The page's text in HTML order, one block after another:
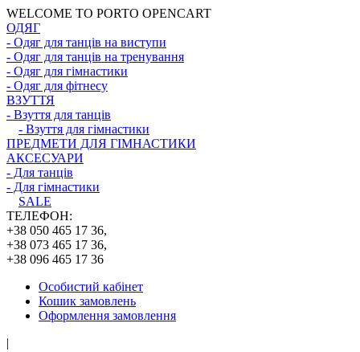
WELCOME TO PORTO OPENCART
ОДЯГ
- Одяг для танців на виступи
- Одяг для танців на тренування
- Одяг для гімнастики
- Одяг для фітнесу
ВЗУТТЯ
- Взуття для танців
- Взуття для гімнастики
ПРЕДМЕТИ ДЛЯ ГІМНАСТИКИ
АКСЕСУАРИ
- Для танців
- Для гімнастики
SALE
ТЕЛЕФОН:
+38 050 465 17 36,
+38 073 465 17 36,
+38 096 465 17 36
Особистий кабінет
Кошик замовлень
Оформлення замовлення
|